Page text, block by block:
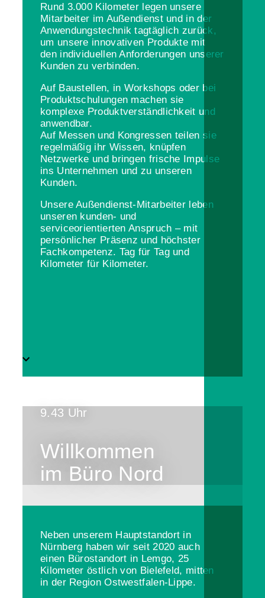
Rund 3.000 Kilometer legen unsere
Mitarbeiter im Außendienst und in der
Anwendungstechnik tagtäglich zurück,
um unsere innovativen Produkte mit
den individuellen Anforderungen unserer
Kunden zu verbinden.
Auf Baustellen, in Workshops oder bei
Produktschulungen machen sie
komplexe Produktverständlichkeit und
anwendbar.
Auf Messen und Kongressen teilen sie
regelmäßig ihr Wissen, knüpfen
Netzwerke und bringen frische Impulse
ins Unternehmen und zu unseren
Kunden.
Unsere Außendienst-Mitarbeiter leben
unseren kunden- und
serviceorientierten Anspruch – mit
persönlicher Präsenz und höchster
Fachkompetenz. Tag für Tag und
Kilometer für Kilometer.
9.43 Uhr
Willkommen
im Büro Nord
Neben unserem Hauptstandort in
Nürnberg haben wir seit 2020 auch
einen Bürostandort in Lemgo, 25
Kilometer östlich von Bielefeld, mitten
in der Region Ostwestfalen-Lippe.